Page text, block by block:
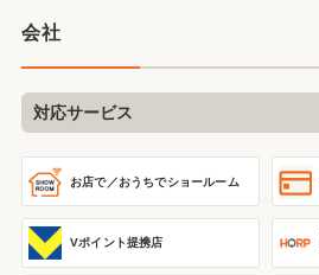
会社
対応サービス
お店で／おうちでショールーム
Vポイント提携店